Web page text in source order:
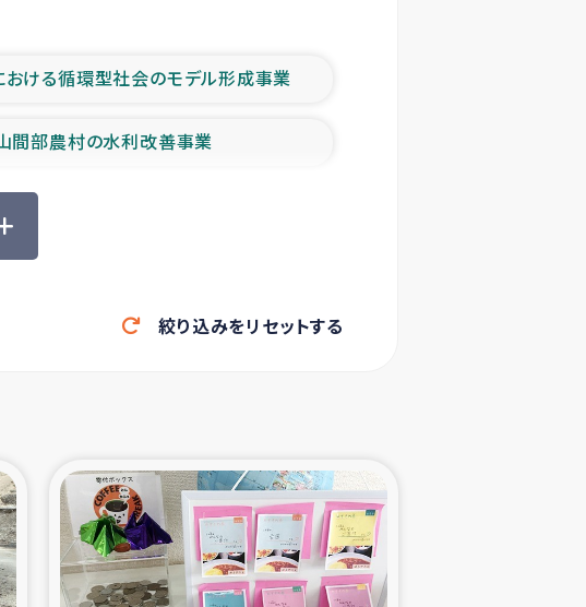
ける循環型社会のモデル形成事業
間部農村の水利改善事業
森林保全型農業の支援事業
雨による洪水被災者支援
内避難民・帰還民の生活再建支援
ランカ南部洪水被災者支援
復興支援事業
絞り込みをリセットする